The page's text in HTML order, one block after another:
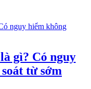
gì? Có nguy
từ sớm